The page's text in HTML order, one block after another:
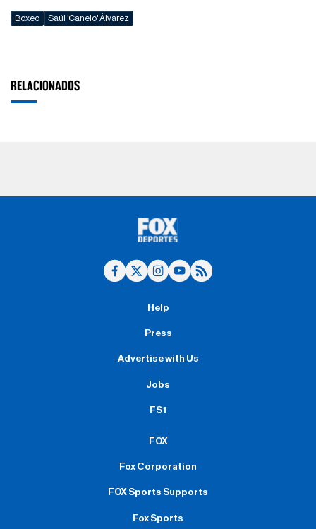
Boxeo Saúl 'Canelo' Álvarez
RELACIONADOS
Help
Press
Advertise with Us
Jobs
FS1
FOX
Fox Corporation
FOX Sports Supports
Fox Sports